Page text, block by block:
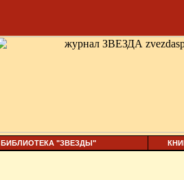
БИБЛИОТЕКА "ЗВЕЗДЫ"